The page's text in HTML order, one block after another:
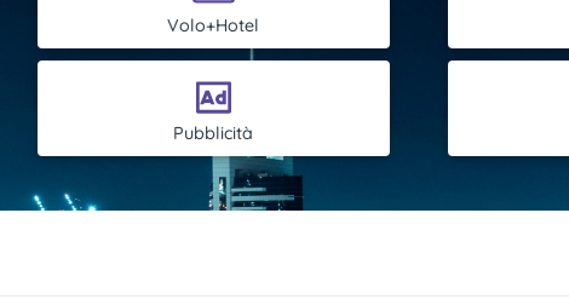
Volo+Hotel
Pubblicità